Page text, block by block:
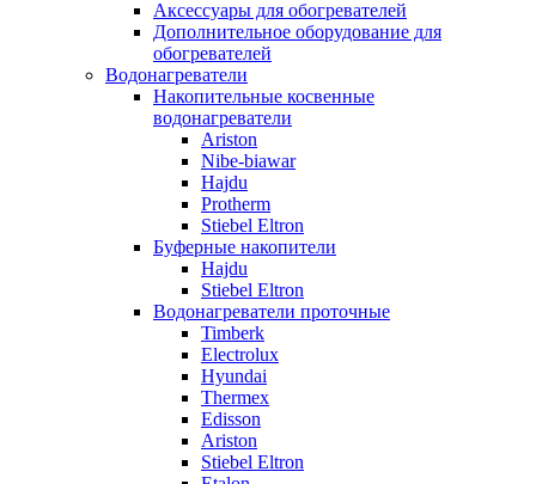
Аксессуары для обогревателей
Дополнительное оборудование для
обогревателей
Водонагреватели
Накопительные косвенные
водонагреватели
Ariston
Nibe-biawar
Hajdu
Protherm
Stiebel Eltron
Буферные накопители
Hajdu
Stiebel Eltron
Водонагреватели проточные
Timberk
Electrolux
Hyundai
Thermex
Edisson
Ariston
Stiebel Eltron